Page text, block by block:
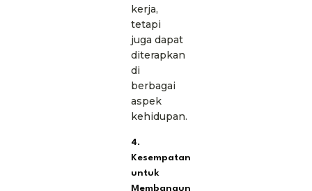
kerja,
tetapi
juga dapat
diterapkan
di
berbagai
aspek
kehidupan.
4.
Kesempatan
untuk
Membangun